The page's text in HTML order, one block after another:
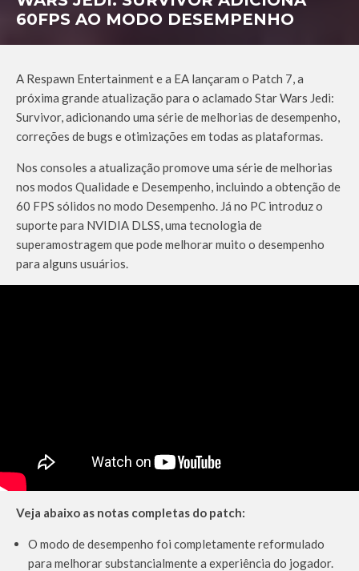
60FPS AO MODO DESEMPENHO
A Respawn Entertainment e a EA lançaram o Patch 7, a
próxima grande atualização para o aclamado Star Wars Jedi:
Survivor, adicionando uma série de melhorias de desempenho,
correções de bugs e otimizações em todas as plataformas.
Nos consoles a atualização promove uma série de melhorias
nos modos Qualidade e Desempenho, incluindo a obtenção de
60 FPS sólidos no modo Desempenho. Já no PC introduz o
suporte para NVIDIA DLSS, uma tecnologia de
superamostragem que pode melhorar muito o desempenho
para alguns usuários.
Veja abaixo as notas completas do patch:
O modo de desempenho foi completamente reformulado
para melhorar substancialmente a experiência do jogador.